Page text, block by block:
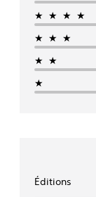
★★★★
★★★
★★
★
Éditions